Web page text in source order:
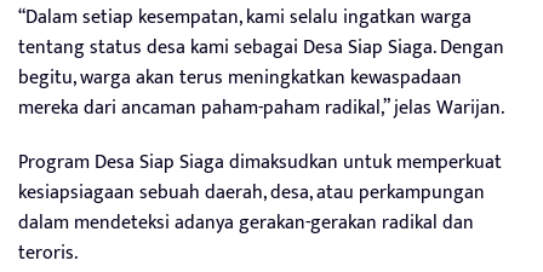
“Dalam setiap kesempatan, kami selalu ingatkan warga
tentang status desa kami sebagai Desa Siap Siaga. Dengan
begitu, warga akan terus meningkatkan kewaspadaan
mereka dari ancaman paham-paham radikal,” jelas Warijan.
Program Desa Siap Siaga dimaksudkan untuk memperkuat
kesiapsiagaan sebuah daerah, desa, atau perkampungan
dalam mendeteksi adanya gerakan-gerakan radikal dan
teroris.